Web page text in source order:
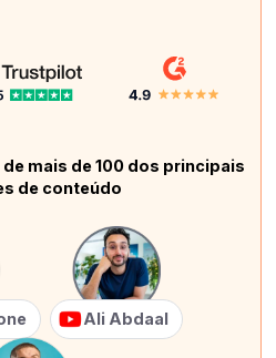
mais de 100 dos principais
de conteúdo
Ali Abdaal